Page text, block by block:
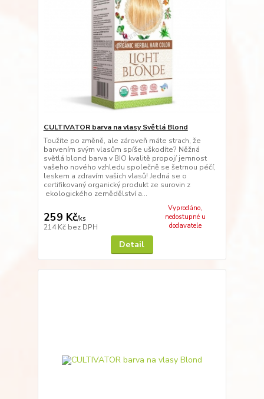
CULTIVATOR barva na vlasy Světlá Blond
Toužíte po změně, ale zároveň máte strach, že
barvením svým vlasům spíše uškodíte? Něžná
světlá blond barva v BIO kvalitě propojí jemnost
vašeho nového vzhledu společně se šetrnou péčí,
leskem a zdravím vašich vlasů! Jedná se o
certifikovaný organický produkt ze surovin z
ekologického zemědělství a...
259 Kč/ks
214 Kč bez DPH
Vyprodáno,
nedostupné u
dodavatele
Detail